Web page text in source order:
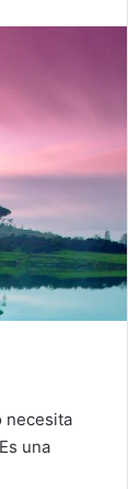
necesita
una